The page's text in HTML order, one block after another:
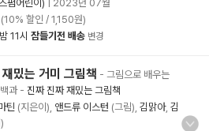
펌어린이) 2023년 07월
할인 / 1,150원)
밤 11시 잠들기전 배송 변경
밌는 거미 그림책 - 그림으로 배우는
과- 진짜 진짜 재밌는 그림책
틴 (지은이), 앤드류 이스턴 (그림), 김맑아, 김